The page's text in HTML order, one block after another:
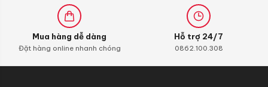
Mua hàng dễ dàng
Đặt hàng online nhanh chóng
Hỗ trợ 24/7
0862.100.308